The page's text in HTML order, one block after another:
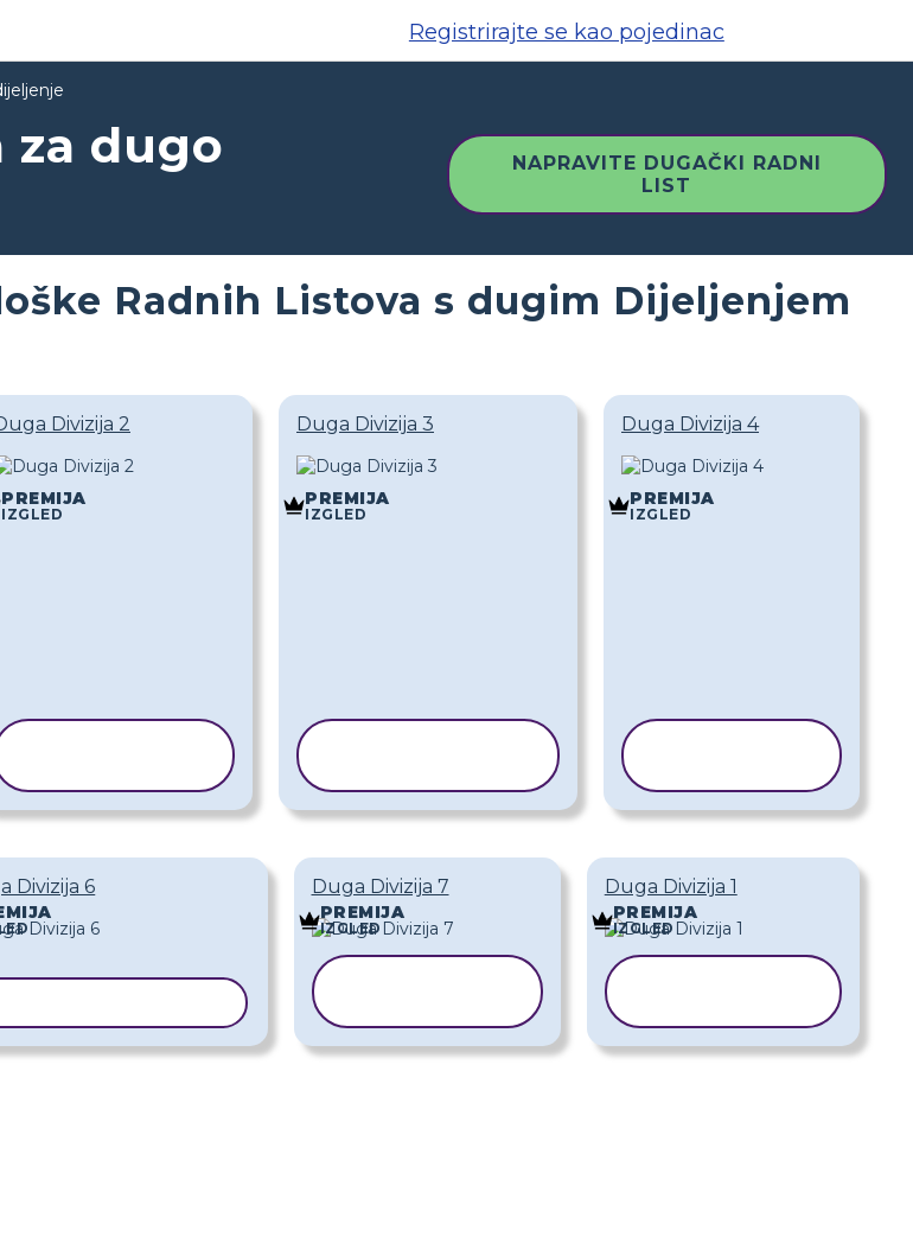
Registrirajte se kao pojedinac
za dugo
NAPRAVITE DUGAČKI RADNI
LIST
Radnih Listova s ​​dugim Dijeljenjem
Divizija 2
PREMIJA
IZGLED
Duga Divizija 3
PREMIJA
IZGLED
Duga Divizija 4
PREMIJA
IZGLED
Divizija 6 Duga Divizija 7
PREMIJA
IZGLED
Duga Divizija 1
PREMIJA
IZGLED